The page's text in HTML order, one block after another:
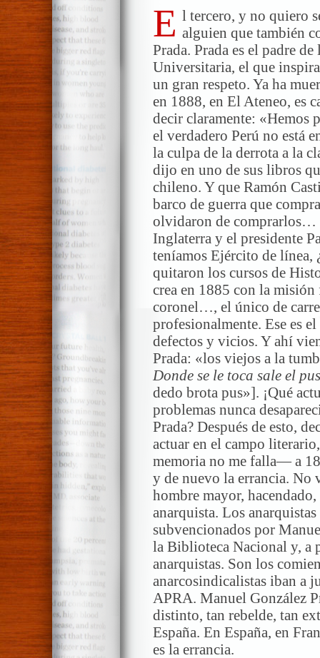
E l tercero, y no quiero
alguien que también
Prada. Prada es el padre
Universitaria, el que
un gran respeto. Ya ha
en 1888, en El Ateneo, es
decir claramente: «Hemos
el verdadero Perú no está
la culpa de la derrota a la
dijo en uno de sus libros
chileno. Y que Ramón
barco de guerra que
olvidaron de comprarlos…
Inglaterra y el presidente
teníamos Ejército de línea,
quitaron los cursos de
crea en 1885 con la misión
coronel…, el único de
profesionalmente. Ese es
defectos y vicios. Y ahí
Prada: «los viejos a la
Donde se le toca sale el pus
dedo brota pus»]. ¡Qué
problemas nunca
Prada? Después de esto,
actuar en el campo
memoria no me falla— a
y de nuevo la errancia. No
hombre mayor,
anarquista. Los
subvencionados por
la Biblioteca Nacional y, a
anarquistas. Son los
anarcosindicalistas iban a
APRA. Manuel González
distinto, tan rebelde, tan
España. En España, en
es la errancia.